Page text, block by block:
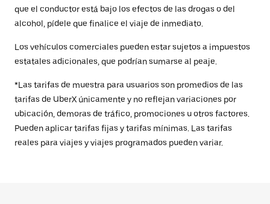
que el conductor está bajo los efectos de las drogas o del
alcohol, pídele que finalice el viaje de inmediato.
Los vehículos comerciales pueden estar sujetos a impuestos
estatales adicionales, que podrían sumarse al peaje.
*Las tarifas de muestra para usuarios son promedios de las
tarifas de UberX únicamente y no reflejan variaciones por
ubicación, demoras de tráfico, promociones u otros factores.
Pueden aplicar tarifas fijas y tarifas mínimas. Las tarifas
reales para viajes y viajes programados pueden variar.